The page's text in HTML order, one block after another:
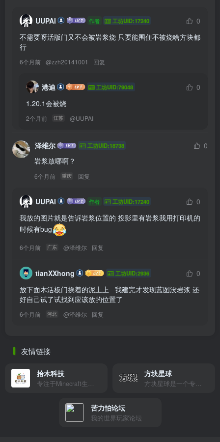
UUPAI 作者 工坊UID:17240
0
不需要呀活版门又不会被岩浆烧 只要能围住不被烧啥方块都
行
6个月前 @zzh20141001 回复
港迪 工坊UID:79048
0
1.20.1会被烧
2个月前 江苏 @UUPAI
泽维尔 工坊UID:18738
0
岩浆放哪啊？
6个月前 重庆 回复
UUPAI 作者 工坊UID:17240
0
我放的图片就是告诉岩浆位置的 投影里有岩浆我用打印机的
时候有bug
6个月前 广东 @泽维尔 回复
tianXXhong 工坊UID:2936
0
放下面木活板门挨着的泥土上   我建完才发现蓝图没岩浆 还
好自己试了试找到应该放的位置了
6个月前 河北 @泽维尔 回复
友情链接
拾木科技
专注于Minecraft生态建设
方块星球
方块星球是一个专注于我的世界的中文论坛，提供丰富的资源分享、玩家交流和创意展示，包括地图、皮肤、数据包等内容，打造Minecraft玩家的专属社区乐园！
苦力怕论坛
我的世界玩家论坛